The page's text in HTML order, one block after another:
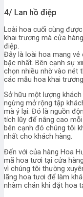
4/ Lan hồ điệp
Loài hoa cuối cùng
khai trương mà cửa
điệp.
Đây là loài hoa mang vẻ
bậc nhất. Bên cạnh sự
chọn nhiều nhờ vào nét
các mẫu hoa khai
Sở hữu một lượng
ngừng mở rộng tập
mà ỷ lại. Đó là nguồn
tích lũy để nâng cao
bên cạnh đó chúng tôi
nhất cho khách hàng.
Đến với của hàng Hoa
mã hoa tươi tại cửa
vì chúng tôi thường
lãng hoa tươi để làm
nhàm chán khi đặt hoa